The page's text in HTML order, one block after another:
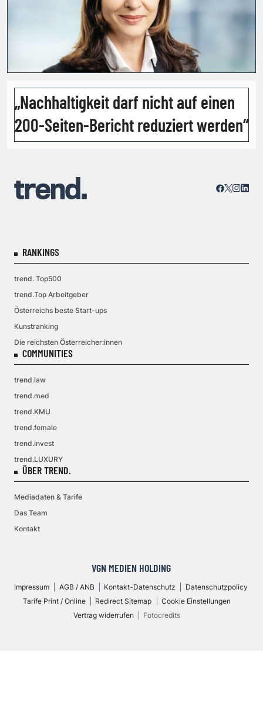
„Nachhaltigkeit darf nicht auf einen
200-Seiten-Bericht reduziert werden“
RANKINGS
trend. Top500
trend.Top Arbeitgeber
Österreichs beste Start-ups
Kunstranking
Die reichsten Österreicher:innen
COMMUNITIES
trend.law
trend.med
trend.KMU
trend.female
trend.invest
trend.LUXURY
ÜBER TREND.
Mediadaten & Tarife
Das Team
Kontakt
VGN MEDIEN HOLDING
Impressum AGB / ANB Kontakt-Datenschutz
Datenschutzpolicy
Tarife Print / Online
Redirect Sitemap
Cookie Einstellungen
Vertrag widerrufen
Fotocredits